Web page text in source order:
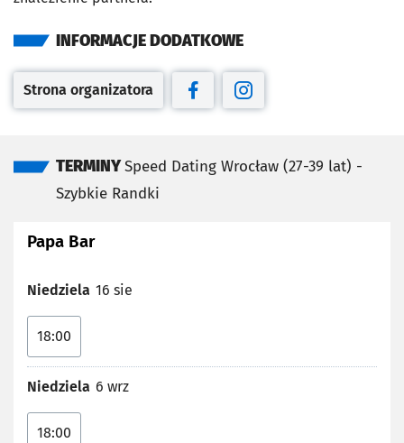
INFORMACJE DODATKOWE
Otwiera się w nowej karcie
Strona organizatora
Otwiera się w nowej karcie
Otwiera się w nowej
TERMINYSpeed Dating Wrocław (27-39 lat) -
Szybkie Randki
Papa Bar
Niedziela 16 sie
18:00
Niedziela 6 wrz
18:00